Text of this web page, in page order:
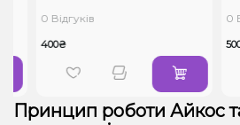
0 Відгуків
400₴
0
500₴
Принцип роботи Айкос